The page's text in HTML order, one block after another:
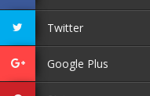
Twitter
Google Plus